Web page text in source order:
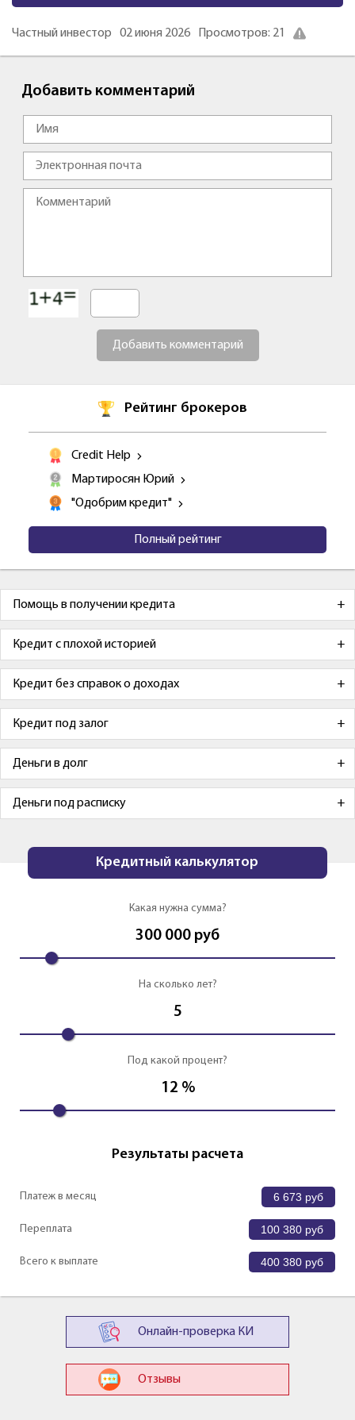
Частный инвестор 02 июня 2026 Просмотров: 21
Добавить комментарий
Добавить комментарий
Рейтинг брокеров
Credit Help
Мартиросян Юрий
"Одобрим кредит"
Полный рейтинг
Помощь в получении кредита
Кредит с плохой историей
Кредит без справок о доходах
Кредит под залог
Деньги в долг
Деньги под расписку
Кредитный калькулятор
Какая нужна сумма?
300 000 руб
На сколько лет?
5
Под какой процент?
12 %
Результаты расчета
Платеж в месяц 6 673 руб
Переплата 100 380 руб
Всего к выплате 400 380 руб
Онлайн-проверка КИ
Отзывы